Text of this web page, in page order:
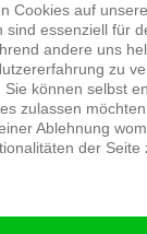
Cookies auf
sind essenziell für
andere uns
zu
Sie können selbst
zulassen
Ablehnung
der Seite